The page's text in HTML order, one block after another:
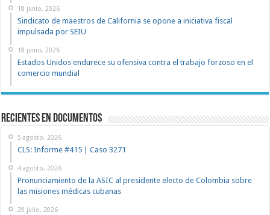
18 junio, 2026
Sindicato de maestros de California se opone a iniciativa fiscal
impulsada por SEIU
18 junio, 2026
Estados Unidos endurece su ofensiva contra el trabajo forzoso en el
comercio mundial
recientes en documentos
5 agosto, 2026
CLS: Informe #415 | Caso 3271
4 agosto, 2026
Pronunciamiento de la ASIC al presidente electo de Colombia sobre
las misiones médicas cubanas
29 julio, 2026